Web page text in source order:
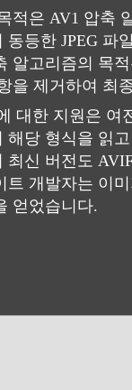
적은 AV1 압축
동등한 JPEG 파
알고리즘의 목
을 제거하여 최
대한 지원은 여
해당 형식을 읽
최신 버전도
트 개발자는 이
얻었습니다.